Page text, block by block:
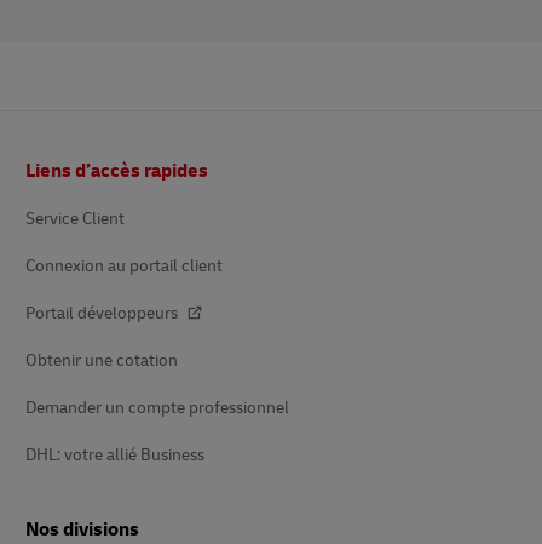
de
Liens d’accès rapides
Service Client
Connexion au portail client
Portail développeurs
Obtenir une cotation
Demander un compte professionnel
DHL: votre allié Business
Nos divisions